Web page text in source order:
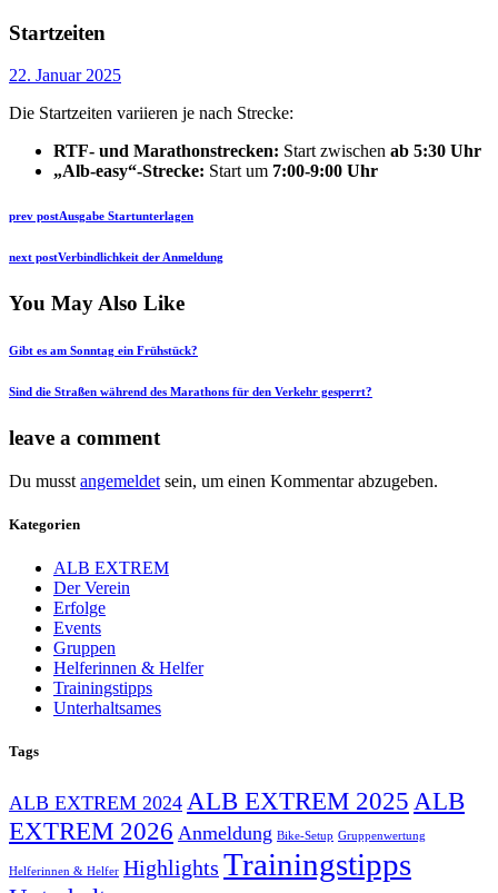
Startzeiten
22. Januar 2025
Die Startzeiten variieren je nach Strecke:
RTF- und Marathonstrecken: Start zwischen ab 5:30 Uhr
„Alb-easy“-Strecke: Start um 7:00-9:00 Uhr
Beitragsnavigation
Previous
prev postAusgabe Startunterlagen
Next
next postVerbindlichkeit der Anmeldung
You May Also Like
Gibt es am Sonntag ein Frühstück?
Sind die Straßen während des Marathons für den Verkehr gesperrt?
leave a comment
Du musst angemeldet sein, um einen Kommentar abzugeben.
Kategorien
ALB EXTREM
Der Verein
Erfolge
Events
Gruppen
Helferinnen & Helfer
Trainingstipps
Unterhaltsames
Tags
ALB EXTREM 2024 ALB EXTREM 2025 ALB
EXTREM 2026 Anmeldung Bike-Setup Gruppenwertung
Helferinnen & Helfer Highlights Trainingstipps